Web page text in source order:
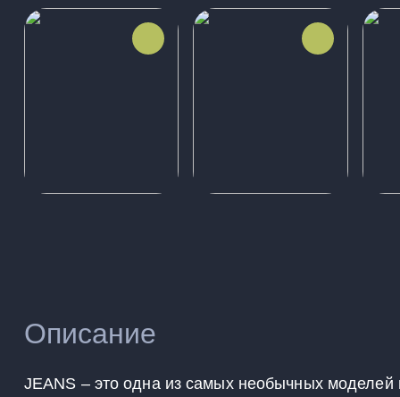
Описание
JEANS – это одна из самых необычных моделей